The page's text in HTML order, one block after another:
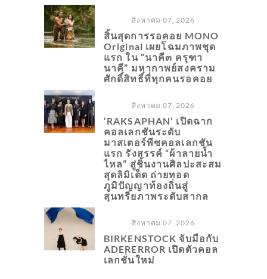
สิงหาคม 07, 2026
สิ้นสุดการรอคอย MONO
Original เผยโฉมภาพชุด
แรก ใน “นาคี๓ ครุฑา
นาคี” มหากาพย์สงคราม
ศักดิ์สิทธิ์ที่ทุกคนรอคอย
สิงหาคม 07, 2026
‘RAKSAPHAN’ เปิดฉาก
คอลเลกชันระดับ
มาสเตอร์พีซคอลเลกชัน
แรก รังสรรค์ “ผ้าลายน้ำ
ไหล” สู่ชิ้นงานศิลปะสะสม
สุดลิมิเต็ด ถ่ายทอด
ภูมิปัญญาท้องถิ่นสู่
สุนทรียภาพระดับสากล
สิงหาคม 07, 2026
BIRKENSTOCK จับมือกับ
ADERERROR เปิดตัวคอล
เลกชั่นใหม่